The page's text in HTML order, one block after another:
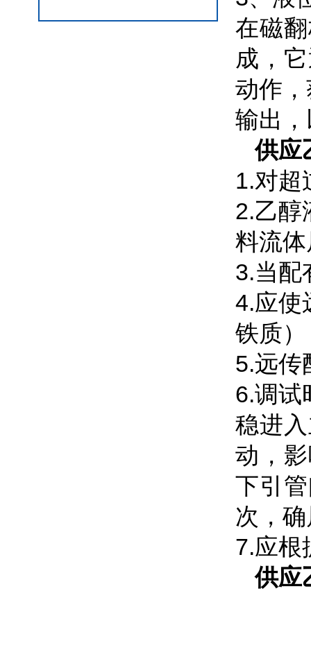
在磁
成，
动作
输出
供应
1.对超
2.乙醇
料流
3.当配
4.应使
铁质
5.远传
6.调试
稳进
动，
下引
次，
7.应根
供应